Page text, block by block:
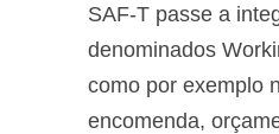
SAF-T passe a
denominados
como por exemplo
encomenda,